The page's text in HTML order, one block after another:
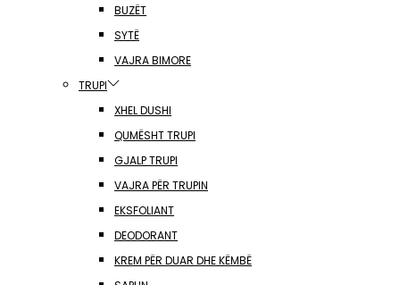
BUZËT
SYTË
VAJRA BIMORE
TRUPI
XHEL DUSHI
QUMËSHT TRUPI
GJALP TRUPI
VAJRA PËR TRUPIN
EKSFOLIANT
DEODORANT
KREM PËR DUAR DHE KËMBË